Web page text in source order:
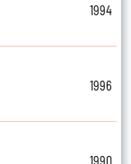
1994
1996
1990